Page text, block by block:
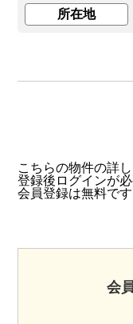
所在地
こちらの物件の詳
登録後ログインが必
会員登録は無料です
会